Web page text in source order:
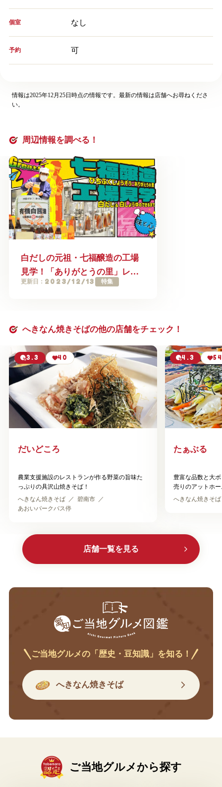
個室 なし
予約 可
情報は2025年12月25日時点の情報です。最新の情報は店舗へお尋ねくださ
い。
周辺情報を調べる！
白だしの元祖・七福醸造の工場
見学！「ありがとうの里」レポ
ート
更新日： 2023/12/13 特集
へきなん焼きそばの他の店舗をチェック！
3.3 40
だいどころ
農業支援施設のレストランが作る野菜の旨味た
っぷりの具沢山焼きそば！
へきなん焼きそば
碧南市
あおいパークバス停
4.3 54
たぁぶる
豊富な品数と大
売りのアットホ
へきなん焼きそば
店舗一覧を見る
ご当地グルメの「歴史・豆知識」を知る！
へきなん焼きそば
ご当地グルメから探す